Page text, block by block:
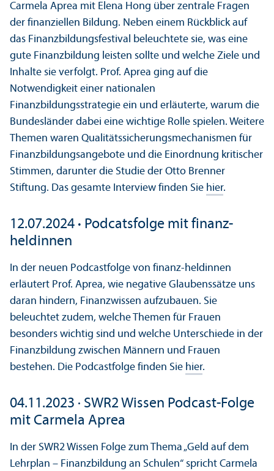
Carmela Aprea mit Elena Hong über zentrale Fragen
der finanziellen Bildung. Neben einem Rückblick auf
das Finanzbildungsfestival beleuchtete sie, was eine
gute Finanzbildung leisten sollte und welche Ziele und
Inhalte sie verfolgt. Prof. Aprea ging auf die
Notwendigkeit einer nationalen
Finanzbildungsstrategie ein und erläuterte, warum die
Bundesländer dabei eine wichtige Rolle spielen. Weitere
Themen waren Qualitätssicherungsmechanismen für
Finanzbildungsangebote und die Einordnung kritischer
Stimmen, darunter die Studie der Otto Brenner
Stiftung. Das gesamte Interview finden Sie hier.
12.07.2024 · Podcatsfolge mit finanz-
heldinnen
In der neuen Podcastfolge von finanz-heldinnen
erläutert Prof. Aprea, wie negative Glaubenssätze uns
daran hindern, Finanzwissen aufzubauen. Sie
beleuchtet zudem, welche Themen für Frauen
besonders wichtig sind und welche Unterschiede in der
Finanzbildung zwischen Männern und Frauen
bestehen. Die Podcastfolge finden Sie hier.
04.11.2023 · SWR2 Wissen Podcast-Folge
mit Carmela Aprea
In der SWR2 Wissen Folge zum Thema „Geld auf dem
Lehrplan – Finanzbildung an Schulen“ spricht Carmela